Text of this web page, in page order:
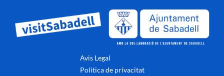
Avis Legal
Politica de privacitat